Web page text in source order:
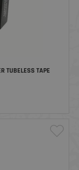
TUBELESS TAPE